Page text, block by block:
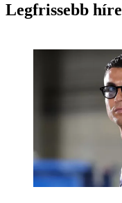
Legfrissebb